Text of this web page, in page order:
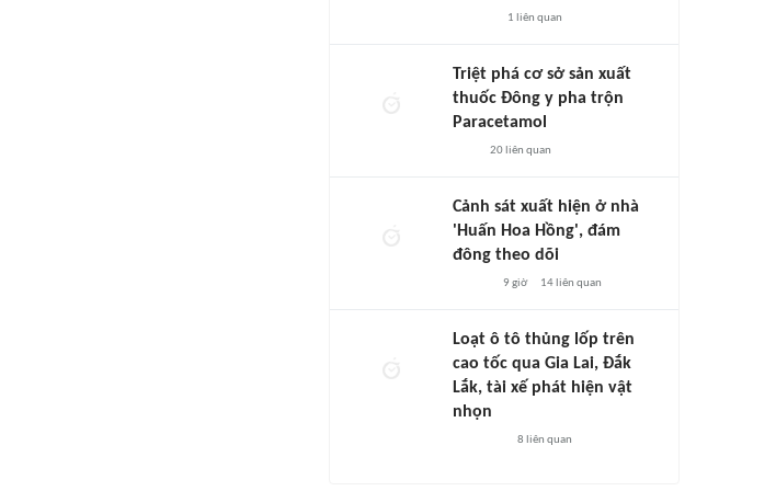
1 liên quan
Triệt phá cơ sở sản xuất
thuốc Đông y pha trộn
Paracetamol
20liên quan
Cảnh sát xuất hiện ở nhà
'Huấn Hoa Hồng', đám
đông theo dõi
9 giờ 14liên quan
Loạt ô tô thủng lốp trên
cao tốc qua Gia Lai, Đắk
Lắk, tài xế phát hiện vật
nhọn
8 liên quan